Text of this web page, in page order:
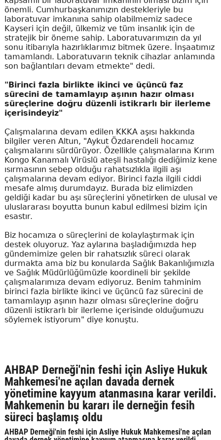
önemli. Cumhurbaşkanımızın destekleriyle bu
laboratuvar imkanına sahip olabilmemiz sadece
Kayseri için değil, ülkemiz ve tüm insanlık için de
stratejik bir öneme sahip. Laboratuvarımızın da yıl
sonu itibarıyla hazırlıklarımız bitmek üzere. İnşaatımız
tamamlandı. Laboratuvarın teknik cihazlar anlamında
son bağlantıları devam etmekte" dedi.
"Birinci fazla birlikte ikinci ve üçüncü faz
sürecini de tamamlayıp aşının hazır olması
süreçlerine doğru düzenli istikrarlı bir ilerleme
içerisindeyiz"
Çalışmalarına devam edilen KKKA aşısı hakkında
bilgiler veren Altun, "Aykut Özdarendeli hocamız
çalışmalarını sürdürüyor. Özellikle çalışmalarına Kırım
Kongo Kanamalı Virüslü ateşli hastalığı dediğimiz kene
ısırmasının sebep olduğu rahatsızlıkla ilgili aşı
çalışmalarına devam ediyor. Birinci fazla ilgili ciddi
mesafe almış durumdayız. Burada biz elimizden
geldiği kadar bu aşı süreçlerini yönetirken de ulusal ve
uluslararası boyutta bunun kabul edilmesi bizim için
esastır.
Biz hocamıza o süreçlerini de kolaylaştırmak için
destek oluyoruz. Yaz aylarına başladığımızda hep
gündemimize gelen bir rahatsızlık süreci olarak
durmakta ama biz bu konularda Sağlık Bakanlığımızla
ve Sağlık Müdürlüğümüzle koordineli bir şekilde
çalışmalarımıza devam ediyoruz. Benim tahminim
birinci fazla birlikte ikinci ve üçüncü faz sürecini de
tamamlayıp aşının hazır olması süreçlerine doğru
düzenli istikrarlı bir ilerleme içerisinde olduğumuzu
söylemek istiyorum" diye konuştu.
AHBAP Derneği'nin feshi için Asliye Hukuk
Mahkemesi'ne açılan davada dernek
yönetimine kayyum atanmasına karar verildi.
Mahkemenin bu kararı ile derneğin fesih
süreci başlamış oldu
AHBAP Derneği'nin feshi için Asliye Hukuk Mahkemesi'ne açılan